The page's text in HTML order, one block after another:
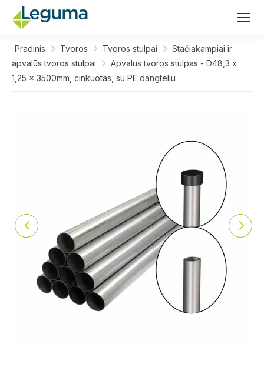
Pradinis Tvoros Tvoros stulpai
Stačiakampiai ir
apvalūs tvoros stulpai
Apvalus tvoros stulpas - D48,3 x
1,25 x 3500mm, cinkuotas, su PE dangteliu